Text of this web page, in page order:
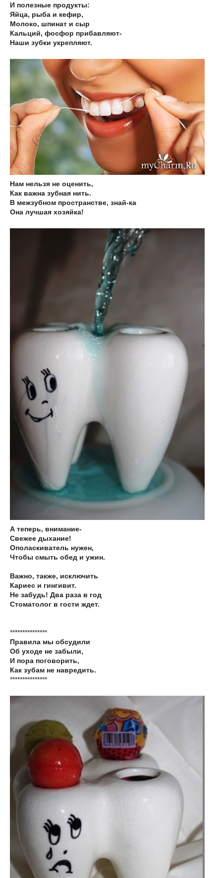
И полезные продукты:
Яйца, рыба и кефир,
Молоко, шпинат и сыр
Кальций, фосфор прибавляют-
Наши зубки укрепляют.
Нам нельзя не оценить,
Как важна зубная нить.
В межзубном пространстве, знай-ка
Она лучшая хозяйка!
А теперь, внимание-
Свежее дыхание!
Ополаскиватель нужен,
Чтобы смыть обед и ужин.
Важно, также, исключить
Кариес и гингивит.
Не забудь! Два раза в год
Стоматолог в гости ждет.
***************
Правила мы обсудили
Об уходе не забыли,
И пора поговорить,
Как зубам не навредить.
***************